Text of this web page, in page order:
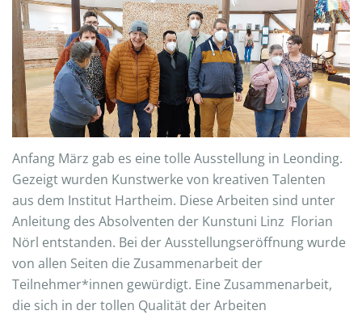
Anfang März gab es eine tolle Ausstellung in Leonding.
Gezeigt wurden Kunstwerke von kreativen Talenten
aus dem Institut Hartheim. Diese Arbeiten sind unter
Anleitung des Absolventen der Kunstuni Linz Florian
Nörl entstanden. Bei der Ausstellungseröffnung wurde
von allen Seiten die Zusammenarbeit der
Teilnehmer*innen gewürdigt. Eine Zusammenarbeit,
die sich in der tollen Qualität der Arbeiten